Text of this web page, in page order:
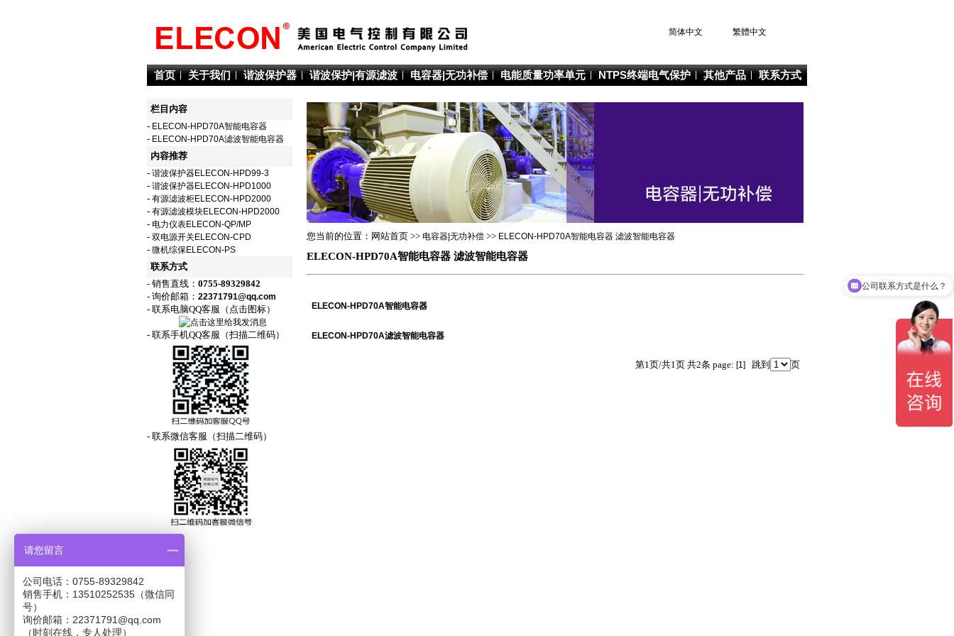
简体中文 繁體中文
首页 关于我们 谐波保护器 谐波保护|有源滤波 电容器|无功补偿 电能质量功率单元 NTPS终端电气保护 其他产品 联系方式
栏目内容
- ELECON-HPD70A智能电容器
- ELECON-HPD70A滤波智能电容器
内容推荐
- 谐波保护器ELECON-HPD99-3
- 谐波保护器ELECON-HPD1000
- 有源滤波柜ELECON-HPD2000
- 有源滤波模块ELECON-HPD2000
- 电力仪表ELECON-QP/MP
- 双电源开关ELECON-CPD
- 微机综保ELECON-PS
联系方式
- 销售直线： 0755-89329842
- 询价邮箱： 22371791@qq.com
- 联系电脑QQ客服（点击图标）
- 联系手机QQ客服（扫描二维码）
- 联系微信客服（扫描二维码）
您当前的位置：网站首页 >> 电容器|无功补偿 >> ELECON-HPD70A智能电容器 滤波智能电容器
ELECON-HPD70A智能电容器 滤波智能电容器
ELECON-HPD70A智能电容器
ELECON-HPD70A滤波智能电容器
第1页/共1页 共2条 page: [1] 跳到 页
公司联系方式是什么？
请您留言
公司电话：0755-89329842
销售手机：13510252535（微信同
号）
询价邮箱：22371791@qq.com
（时刻在线，专人处理）